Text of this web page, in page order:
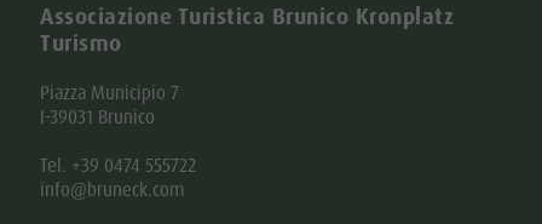
Associazione Turistica Brunico Kronplatz
Turismo
Piazza Municipio 7
I-39031 Brunico
Tel. +39 0474 555722
info@bruneck.com